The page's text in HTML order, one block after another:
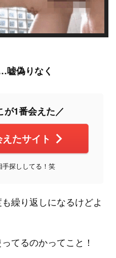
嘘偽りなく
が1番会えた／
たサイト
探ししてる！笑
繰り返しになるけどよ
てるのかってこと！